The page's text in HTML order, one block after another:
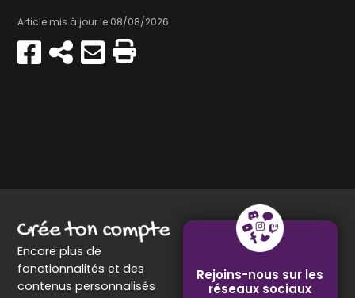
Article mis à jour le 08/08/2026
Partager
sur
CopierEnvoyer
par
Imprimer
Encore plus de
fonctionnalités et des
contenus personnalisés
Rejoins-nous sur les
réseaux sociaux